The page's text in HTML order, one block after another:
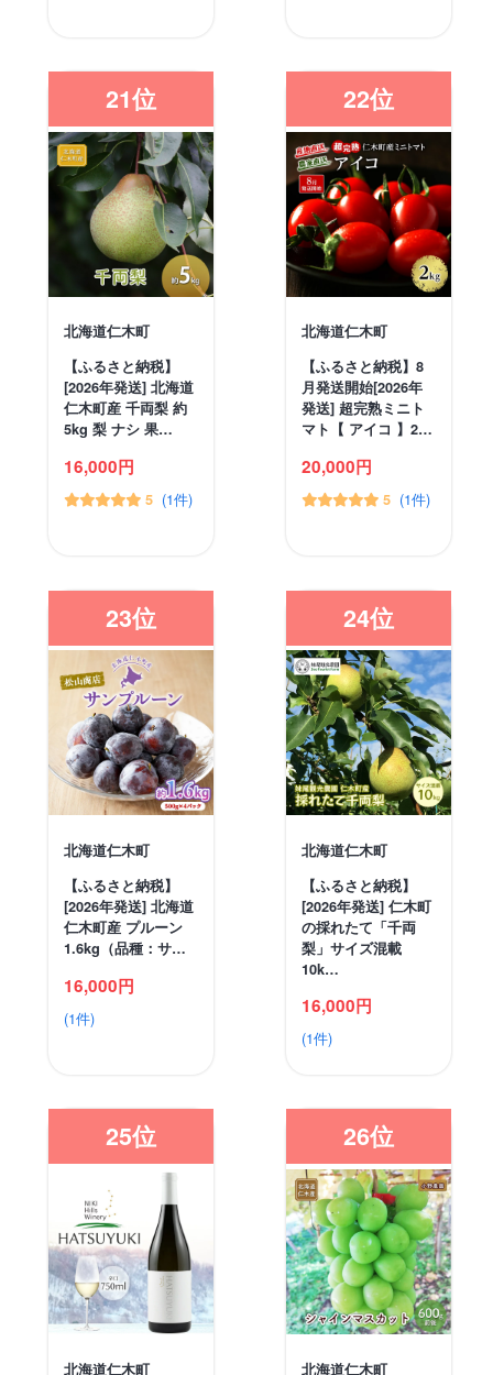
21位
北海道仁木町
【ふるさと納税】
[2026年発送] 北海道
仁木町産 千両梨 約
5kg 梨 ナシ 果…
16,000円
5 (1件)
22位
北海道仁木町
【ふるさと納税】8
月発送開始[2026年
発送] 超完熟ミニト
マト【 アイコ 】2…
20,000円
5 (1件)
23位
北海道仁木町
【ふるさと納税】
[2026年発送] 北海道
仁木町産 プルーン
1.6kg（品種：サ…
16,000円
(1件)
24位
北海道仁木町
【ふるさと納税】
[2026年発送] 仁木町
の採れたて「千両
梨」サイズ混載
10k…
16,000円
(1件)
25位
北海道仁木町
26位
北海道仁木町